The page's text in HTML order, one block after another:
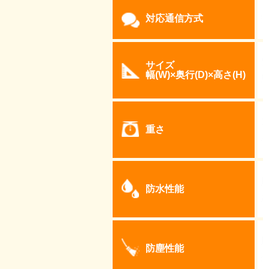
対応通信方式
サイズ
幅(W)×奥行(D)×高さ(H)
重さ
防水性能
防塵性能